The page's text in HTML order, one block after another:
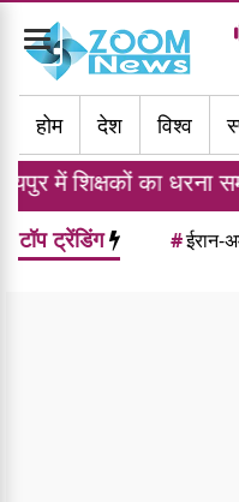
Toggle
navigation
होम
देश विश्व
धरना समाप्त: मदन
टॉप ट्रेंडिंग #ईरान-